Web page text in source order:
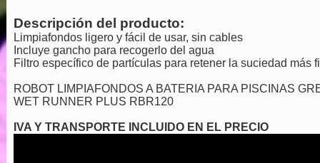
Descripción del producto:
Limpiafondos ligero y fácil de usar, sin cables
Incluye gancho para recogerlo del agua
Filtro específico de partículas para retener la suciedad más
ROBOT LIMPIAFONDOS A BATERIA PARA PISCINAS
WET RUNNER PLUS RBR120
IVA Y TRANSPORTE INCLUIDO EN EL PRECIO